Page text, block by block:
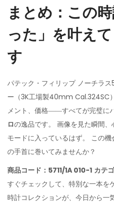
まとめ：この
った」を叶え
す
パテック・フィリップ ノーチラス
ー（3K工場製40mm Cal.324SC
メント、価格――すべてが完璧に
ロの逸品です。 画像を見た瞬間、
モードに入っているはず。 この
の手首に巻いてみませんか？
商品コード：5711/1A 010-1 カテ
すぐチェックして、特別な一本を
時計コレクションが、今日から一